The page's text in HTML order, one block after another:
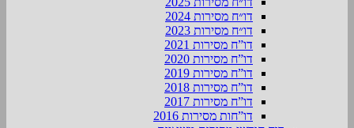
דו״ח מסירות 2024
דו״ח מסירות 2023
דו”ח מסירות 2021
דו”ח מסירות 2020
דו”ח מסירות 2019
דו”ח מסירות 2018
דו”ח מסירות 2017
דו”חות מסירות 2016